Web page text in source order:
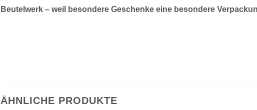
Beutelwerk – weil besondere Geschenke eine besondere
ÄHNLICHE PRODUKTE